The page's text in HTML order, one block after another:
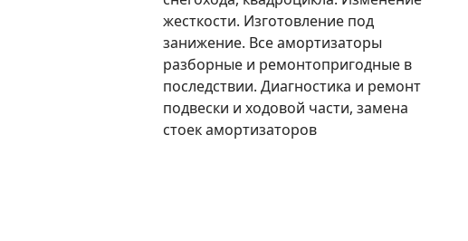
жесткости. Изготовление под
занижение. Все амортизаторы
разборные и ремонтопригодные в
последствии. Диагностика и ремонт
подвески и ходовой части, замена
стоек амортизаторов